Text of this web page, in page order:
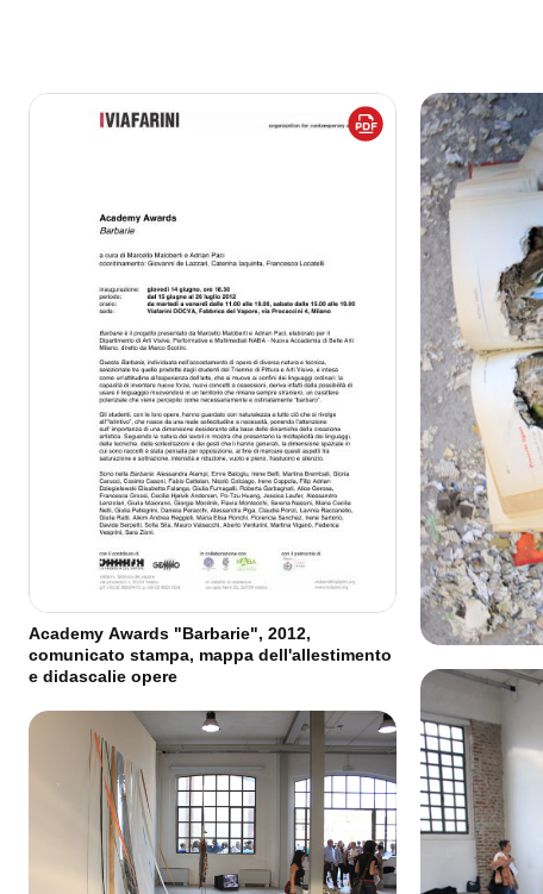
Academy Awards "Barbarie", 2012,
comunicato stampa, mappa dell'allestimento
e didascalie opere